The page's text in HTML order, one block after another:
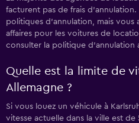
facturent pas de frais
politiques d’annulation, mais
affaires pour les voitures de
consulter la politique d’annulation
Quelle est la limite de
Allemagne ?
Si vous louez un véhicule à
vitesse actuelle dans la ville est